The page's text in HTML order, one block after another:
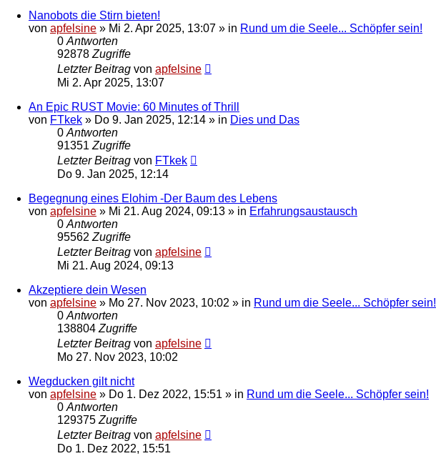
Nanobots die Stirn bieten!
von apfelsine » Mi 2. Apr 2025, 13:07 » in Rund um die Seele... Schöpfer sein!
0Antworten
92878Zugriffe
Letzter Beitrag von apfelsine
Mi 2. Apr 2025, 13:07
An Epic RUST Movie: 60 Minutes of Thrill
von FTkek » Do 9. Jan 2025, 12:14 » in Dies und Das
0Antworten
91351Zugriffe
Letzter Beitrag von FTkek
Do 9. Jan 2025, 12:14
Begegnung eines Elohim -Der Baum des Lebens
von apfelsine » Mi 21. Aug 2024, 09:13 » in Erfahrungsaustausch
0Antworten
95562Zugriffe
Letzter Beitrag von apfelsine
Mi 21. Aug 2024, 09:13
Akzeptiere dein Wesen
von apfelsine » Mo 27. Nov 2023, 10:02 » in Rund um die Seele... Schöpfer sein!
0Antworten
138804Zugriffe
Letzter Beitrag von apfelsine
Mo 27. Nov 2023, 10:02
Wegducken gilt nicht
von apfelsine » Do 1. Dez 2022, 15:51 » in Rund um die Seele... Schöpfer sein!
0Antworten
129375Zugriffe
Letzter Beitrag von apfelsine
Do 1. Dez 2022, 15:51